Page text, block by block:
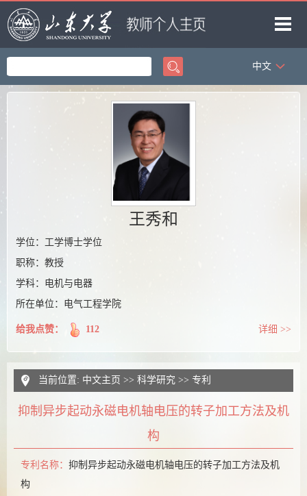
首页
中文
王秀和
学位：工学博士学位
职称：教授
学科：电机与电器
所在单位：电气工程学院
给我点赞： 112 详细 >>
当前位置: 中文主页 >> 科学研究 >> 专利
抑制异步起动永磁电机轴电压的转子加工方法及机
构
专利名称： 抑制异步起动永磁电机轴电压的转子加工方法及机
构